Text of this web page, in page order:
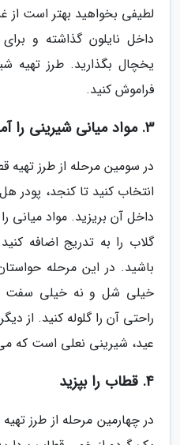
لطیفی بخواهید بهتر است از
داخل نایلون گذاشته و
یخچال بگذارید. طرز تهیه
فراموش کنید.
3. مواد میانی شیرینی را آماده کنید
در سومین مرحله از طرز
انتخاب کنید تا کنجد، پودر
داخل آن بریزید. مواد میانی
گلاب را به تدریج اضافه
باشید. در این مرحله
خیلی شل و نه خیلی سفت
راحتی آن را گلوله کنید. از
عید، شیرینی نعلی است که
4. قطاب را بپزید
در چهارمین مرحله از طرز